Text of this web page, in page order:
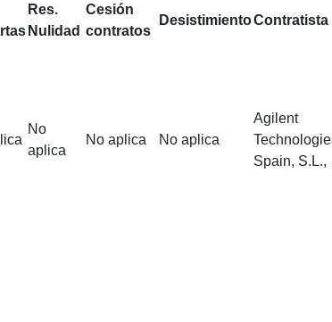
Res.
Nulidad
Cesión
contratos
DesistimientoContratista
No
aplica
No aplica No aplica
Agilent
Spain, S.L.,